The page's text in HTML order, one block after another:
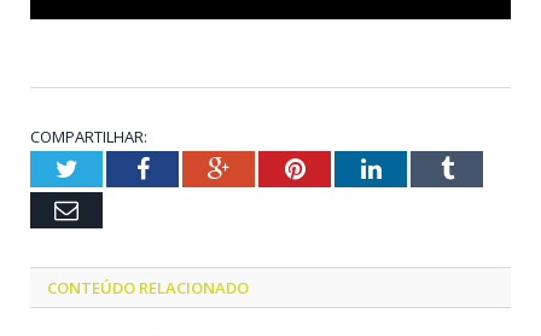
COMPARTILHAR:
TwitterFacebookGoogle+PinterestLinkedInTumblr
Email
CONTEÚDO RELACIONADO